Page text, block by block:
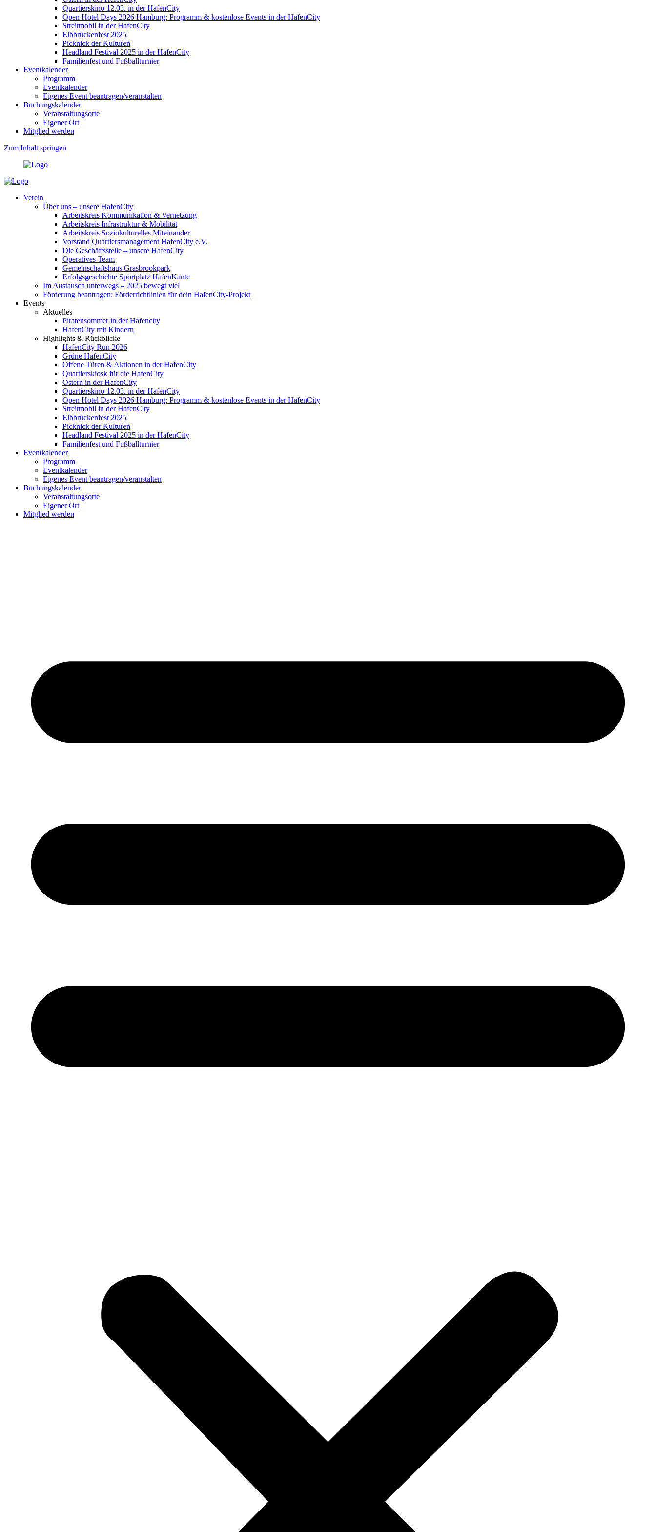
Quartierskino 12.03. in der HafenCity
Open Hotel Days 2026 Hamburg: Programm & kostenlose Events in der HafenCity
Streitmobil in der HafenCity
Elbbrückenfest 2025
Picknick der Kulturen
Headland Festival 2025 in der HafenCity
Familienfest und Fußballturnier
Eventkalender
Programm
Eventkalender
Eigenes Event beantragen/veranstalten
Buchungskalender
Veranstaltungsorte
Eigener Ort
Mitglied werden
Zum Inhalt springen
Verein
Über uns – unsere HafenCity
Arbeitskreis Kommunikation & Vernetzung
Arbeitskreis Infrastruktur & Mobilität
Arbeitskreis Soziokulturelles Miteinander
Vorstand Quartiersmanagement HafenCity e.V.
Die Geschäftsstelle – unsere HafenCity
Operatives Team
Gemeinschaftshaus Grasbrookpark
Erfolgsgeschichte Sportplatz HafenKante
Im Austausch unterwegs – 2025 bewegt viel
Förderung beantragen: Förderrichtlinien für dein HafenCity-Projekt
Events
Aktuelles
Piratensommer in der Hafencity
HafenCity mit Kindern
Highlights & Rückblicke
HafenCity Run 2026
Grüne HafenCity
Offene Türen & Aktionen in der HafenCity
Quartierskiosk für die HafenCity
Ostern in der HafenCity
Quartierskino 12.03. in der HafenCity
Open Hotel Days 2026 Hamburg: Programm & kostenlose Events in der HafenCity
Streitmobil in der HafenCity
Elbbrückenfest 2025
Picknick der Kulturen
Headland Festival 2025 in der HafenCity
Familienfest und Fußballturnier
Eventkalender
Programm
Eventkalender
Eigenes Event beantragen/veranstalten
Buchungskalender
Veranstaltungsorte
Eigener Ort
Mitglied werden